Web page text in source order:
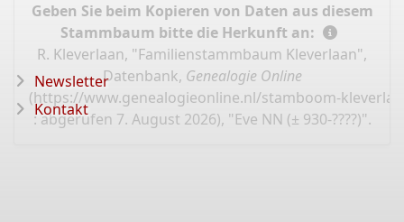
Geben Sie beim Kopieren von Daten aus diesem
Stammbaum bitte die Herkunft an:
R. Kleverlaan, "Familienstammbaum Kleverlaan",
Datenbank, Genealogie Online
(https://www.genealogieonline.nl/stamboom-
: abgerufen 7. August 2026), "Eve NN (± 930-????)".
Newsletter
Kontakt